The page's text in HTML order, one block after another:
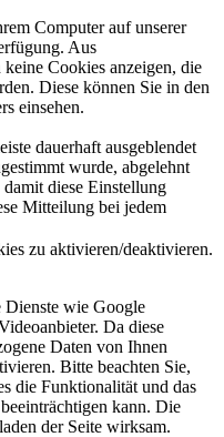
Computer auf unserer
Aus
Cookies anzeigen, die
Diese können Sie in den
einsehen.
dauerhaft ausgeblendet
wurde, abgelehnt
diese Einstellung
Mitteilung bei jedem
zu aktivieren/deaktivieren.
Dienste wie Google
Da diese
Daten von Ihnen
Bitte beachten Sie,
die Funktionalität und das
kann. Die
der Seite wirksam.